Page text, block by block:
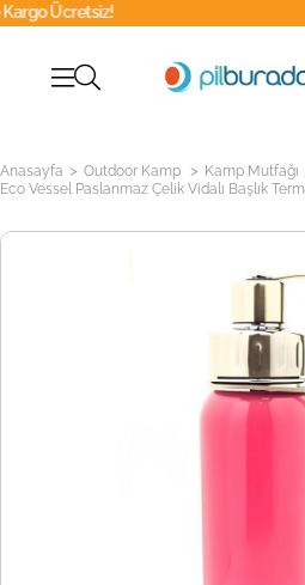
Anasayfa > Outdoor Kamp > Kamp Mutfağı
Eco Vessel Paslanmaz Çelik Vidalı Başlık